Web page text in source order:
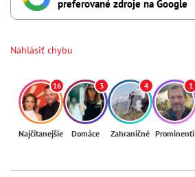
preferované zdroje na Google
Nahlásiť chybu
16
Najčítanejšie
3
Domáce
4
Zahraničné
1
Prominenti